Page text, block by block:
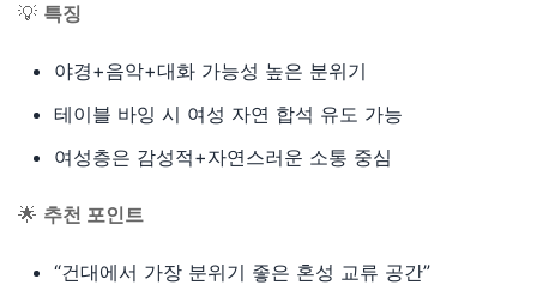
💡 특징
야경+음악+대화 가능성 높은 분위기
테이블 바잉 시 여성 자연 합석 유도 가능
여성층은 감성적+자연스러운 소통 중심
🌟 추천 포인트
“건대에서 가장 분위기 좋은 혼성 교류 공간”